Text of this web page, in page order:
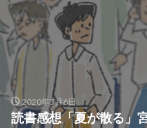
2020年5月6日
読書感想「夏が散る」